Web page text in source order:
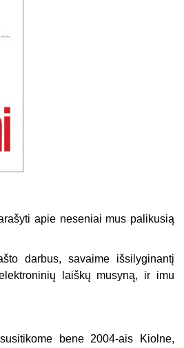
apie neseniai mus palikusią
darbus, savaime išsilyginantį
laiškų musyną, ir imu
bene 2004-ais Kiolne,